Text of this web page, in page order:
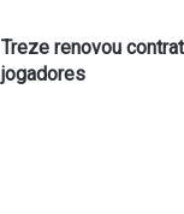
Treze renovou
jogadores